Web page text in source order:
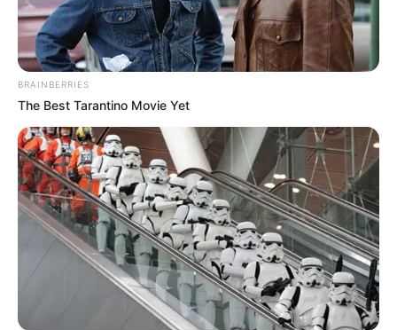
in
Tisztítótűz-műveletet jelentett
be Magyar Péter
bySzerző June 22, 2026
BRAINBERRIES
The Best Tarantino Movie Yet